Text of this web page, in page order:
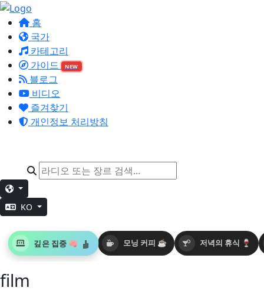
홈
국가
카테고리
가이드
NEW
블로그
비디오
즐겨찾기
개인정보 처리방침
KO
모닝 커피 ☕
깊은 집중 🧠 저녁의 휴식 🍷
film